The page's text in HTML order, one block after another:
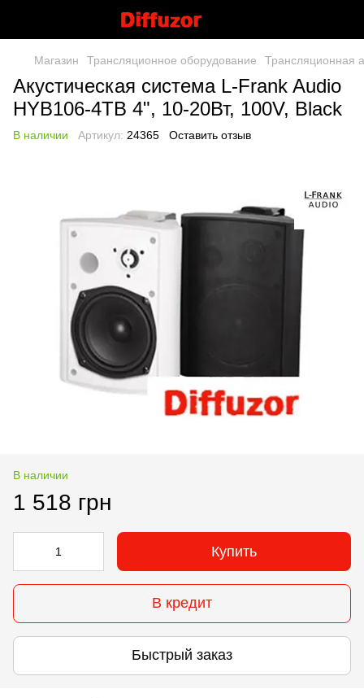
Магазин Трансляционное оборудование Трансляционная
Акустическая система L-Frank Audio
HYB106-4TB 4", 10-20Вт, 100V, Black
В наличии Артикул: 24365 Оставить отзыв
В наличии
1 518 грн
Купить
В кредит
Быстрый заказ